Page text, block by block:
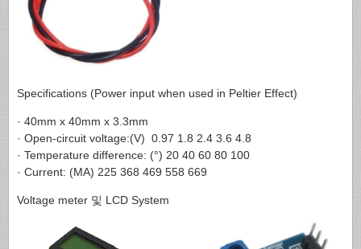
Specifications (Power input when used in Peltier Effect)
· 40mm x 40mm x 3.3mm
· Open-circuit voltage:(V) 0.97 1.8 2.4 3.6 4.8
· Temperature difference: (°) 20 40 60 80 100
· Current: (MA) 225 368 469 558 669
Voltage meter 및 LCD System